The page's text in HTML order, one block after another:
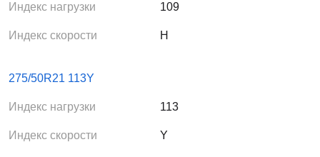
Индекс нагрузки 109
Индекс скорости H
275/50R21 113Y
Индекс нагрузки 113
Индекс скорости Y